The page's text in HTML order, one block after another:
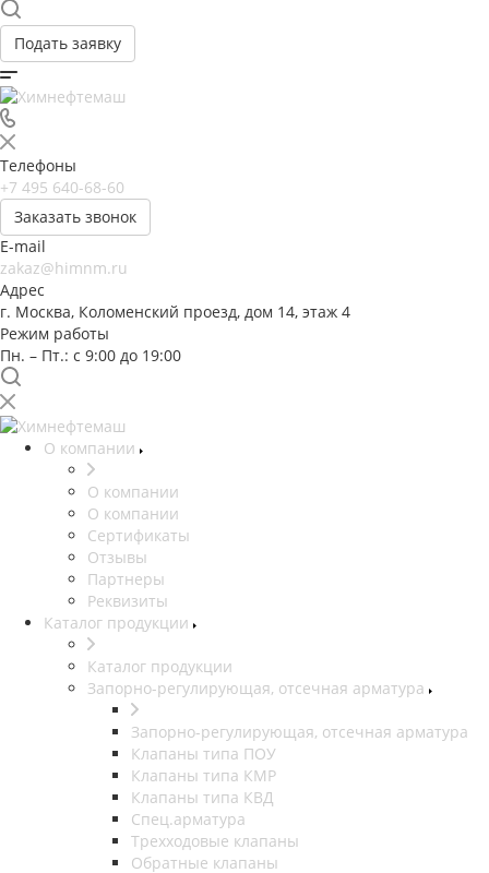
Подать заявку
Телефоны
+7 495 640-68-60
Заказать звонок
E-mail
zakaz@himnm.ru
Адрес
г. Москва, Коломенский проезд, дом 14, этаж 4
Режим работы
Пн. – Пт.: с 9:00 до 19:00
О компании
О компании
О компании
Сертификаты
Отзывы
Партнеры
Реквизиты
Каталог продукции
Каталог продукции
Запорно-регулирующая, отсечная арматура
Запорно-регулирующая, отсечная арматура
Клапаны типа ПОУ
Клапаны типа КМР
Клапаны типа КВД
Спец.арматура
Трехходовые клапаны
Обратные клапаны